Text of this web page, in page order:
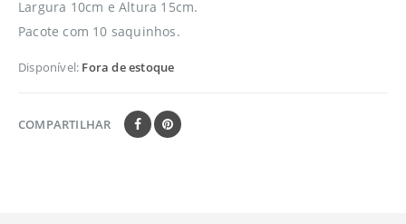
Largura 10cm e Altura 15cm.
Pacote com 10 saquinhos.
Disponível: Fora de estoque
COMPARTILHAR